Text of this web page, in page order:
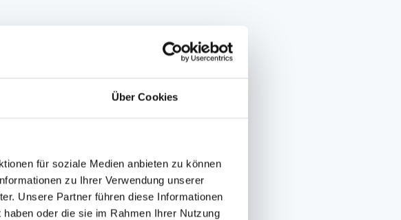
Über Cookies
für soziale Medien anbieten zu können
zu Ihrer Verwendung unserer
Unsere Partner führen diese Informationen
oder die sie im Rahmen Ihrer Nutzung